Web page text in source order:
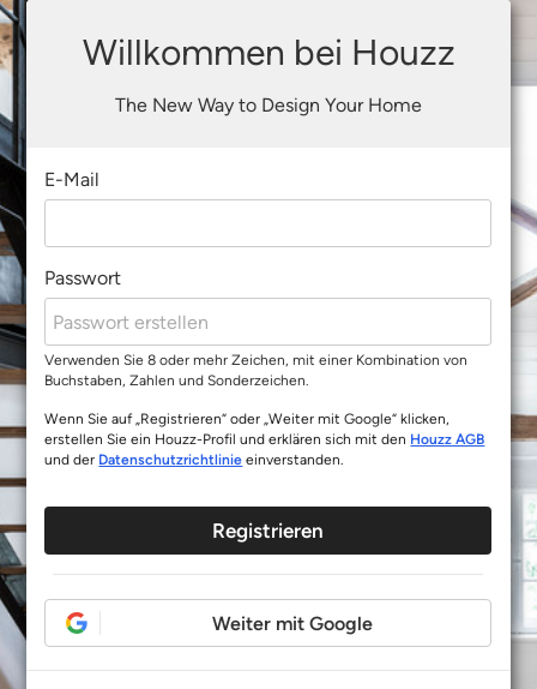
Willkommen bei Houzz
The New Way to Design Your Home
E-Mail
Passwort
Verwenden Sie 8 oder mehr Zeichen, mit einer Kombination von
Buchstaben, Zahlen und Sonderzeichen.
Wenn Sie auf „Registrieren“ oder „Weiter mit Google“ klicken,
erstellen Sie ein Houzz-Profil und erklären sich mit den Houzz AGB
und der Datenschutzrichtlinie einverstanden.
Registrieren
Weiter mit Google